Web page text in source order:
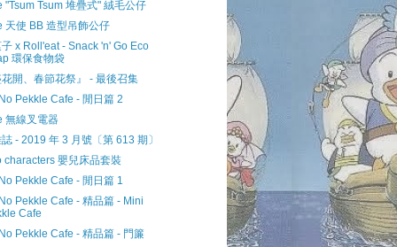
"Tsum Tsum 堆疊式" 絨毛公仔
天使 BB 造型吊飾公仔
x Roll'eat - Snack 'n' Go Eco
環保食物袋
開、春節花祭』 - 最後召集
Pekkle Cafe - 閒日篇 2
無線叉電器
- 2019 年 3 月號〔第 613 期〕
characters 嬰兒床品套裝
Pekkle Cafe - 閒日篇 1
Pekkle Cafe - 精品篇 - Mini
Cafe
Pekkle Cafe - 精品篇 - 門簾